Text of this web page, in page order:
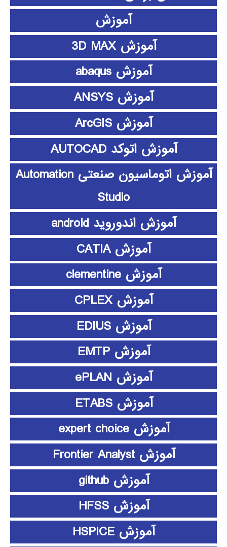
آموزش
آموزش 3D MAX
آموزش abaqus
آموزش ANSYS
آموزش ArcGIS
آموزش اتوکد AUTOCAD
آموزش اتوماسیون صنعتی Automation
Studio
آموزش اندوروید android
آموزش CATIA
آموزش clementine
آموزش CPLEX
آموزش EDIUS
آموزش EMTP
آموزش ePLAN
آموزش ETABS
آموزش expert choice
آموزش Frontier Analyst
آموزش github
آموزش HFSS
آموزش HSPICE